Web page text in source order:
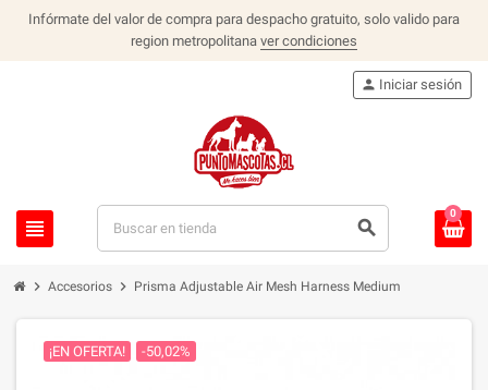
Infórmate del valor de compra para despacho gratuito, solo valido para
region metropolitana ver condiciones
view_headline search
person Iniciar sesión
0
chevron_right Accesorios chevron_right Prisma Adjustable Air Mesh Harness Medium
¡EN OFERTA! -50,02%